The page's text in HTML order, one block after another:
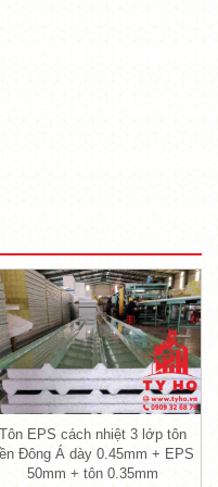
Tỷ Hổ
sắc trắng bạc, dễ
vệ sinh trong quá
nhỏ, được phân bổ
giúp làm tăng khả
qua các lớp, giúp
Tôn EPS cách nhiệt 3 lớp tôn
Đông Á dày 0.45mm + EPS
50mm + tôn 0.35mm